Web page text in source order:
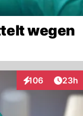
wegen
106
Interaktionen
23h